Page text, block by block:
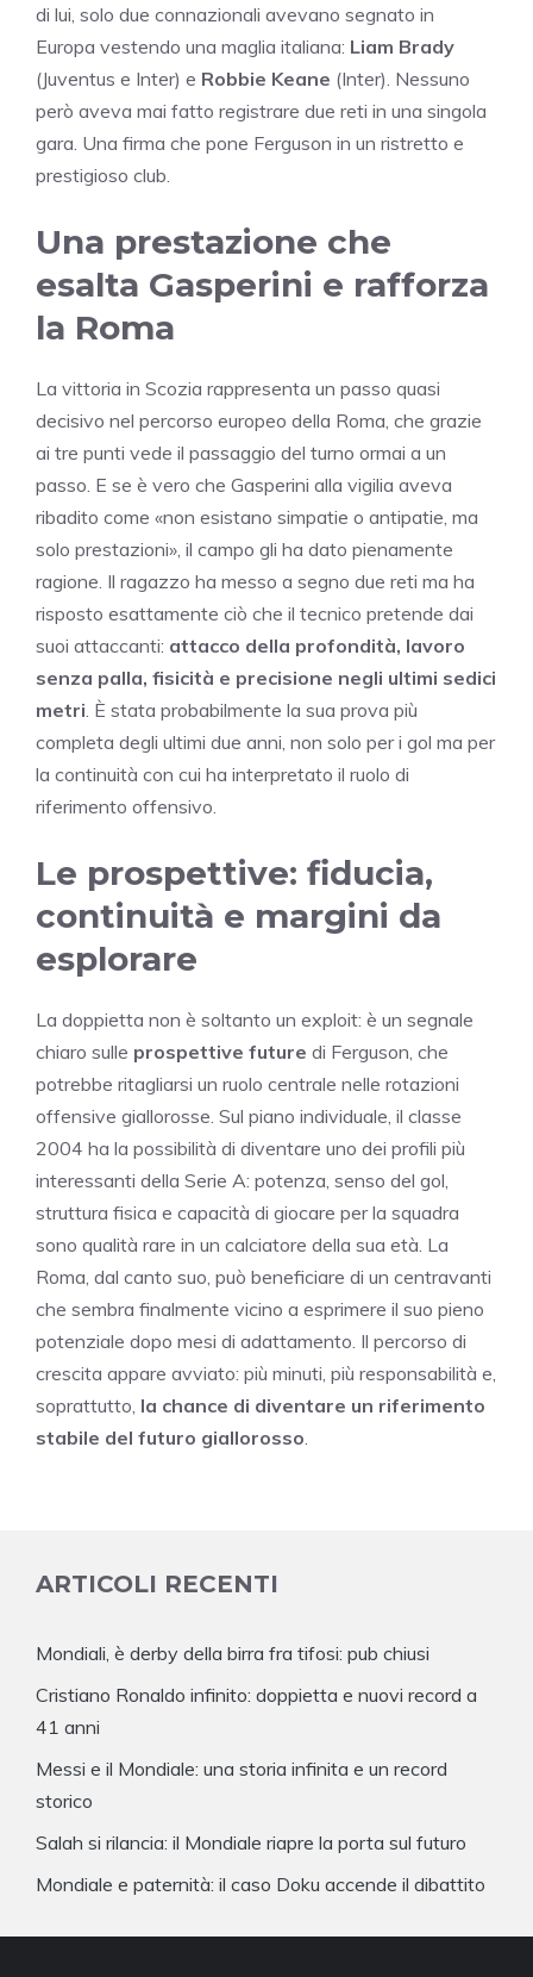
di lui, solo due connazionali avevano segnato in
Europa vestendo una maglia italiana: Liam Brady
(Juventus e Inter) e Robbie Keane (Inter). Nessuno
però aveva mai fatto registrare due reti in una singola
gara. Una firma che pone Ferguson in un ristretto e
prestigioso club.
Una prestazione che
esalta Gasperini e rafforza
la Roma
La vittoria in Scozia rappresenta un passo quasi
decisivo nel percorso europeo della Roma, che grazie
ai tre punti vede il passaggio del turno ormai a un
passo. E se è vero che Gasperini alla vigilia aveva
ribadito come «non esistano simpatie o antipatie, ma
solo prestazioni», il campo gli ha dato pienamente
ragione. Il ragazzo ha messo a segno due reti ma ha
risposto esattamente ciò che il tecnico pretende dai
suoi attaccanti: attacco della profondità, lavoro
senza palla, fisicità e precisione negli ultimi sedici
metri . È stata probabilmente la sua prova più
completa degli ultimi due anni, non solo per i gol ma per
la continuità con cui ha interpretato il ruolo di
riferimento offensivo.
Le prospettive: fiducia,
continuità e margini da
esplorare
La doppietta non è soltanto un exploit: è un segnale
chiaro sulle prospettive future di Ferguson, che
potrebbe ritagliarsi un ruolo centrale nelle rotazioni
offensive giallorosse. Sul piano individuale, il classe
2004 ha la possibilità di diventare uno dei profili più
interessanti della Serie A: potenza, senso del gol,
struttura fisica e capacità di giocare per la squadra
sono qualità rare in un calciatore della sua età. La
Roma, dal canto suo, può beneficiare di un centravanti
che sembra finalmente vicino a esprimere il suo pieno
potenziale dopo mesi di adattamento. Il percorso di
crescita appare avviato: più minuti, più responsabilità e,
soprattutto, la chance di diventare un riferimento
stabile del futuro giallorosso
ARTICOLI RECENTI
Mondiali, è derby della birra fra tifosi: pub chiusi
Cristiano Ronaldo infinito: doppietta e nuovi record a
41 anni
Messi e il Mondiale: una storia infinita e un record
storico
Salah si rilancia: il Mondiale riapre la porta sul futuro
Mondiale e paternità: il caso Doku accende il dibattito